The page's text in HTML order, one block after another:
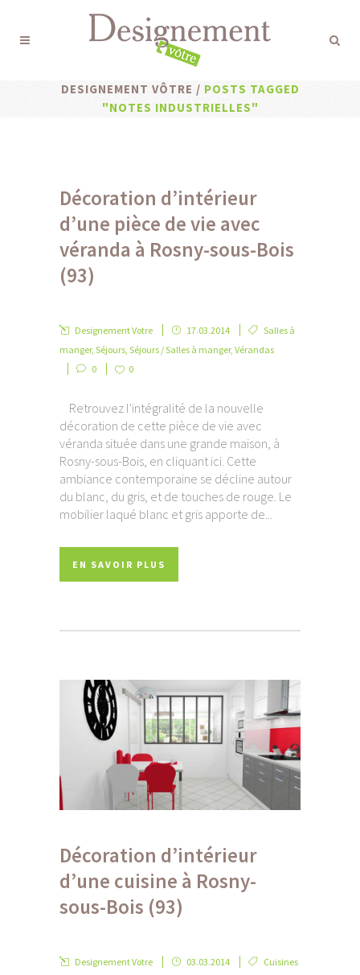
DESIGNEMENT VÔTRE / POSTS TAGGED
"NOTES INDUSTRIELLES"
Décoration d’intérieur
d’une pièce de vie avec
véranda à Rosny-sous-Bois
(93)
Designement Votre 17.03.2014
Salles à
manger, Séjours, Séjours / Salles à manger, Vérandas
0
0
Retrouvez l'intégralité de la nouvelle
décoration de cette pièce de vie avec
véranda située dans une grande maison, à
Rosny-sous-Bois, en cliquant ici. Cette
ambiance contemporaine se décline autour
du blanc, du gris, et de touches de rouge. Le
mobilier laqué blanc et gris apporte de...
EN SAVOIR PLUS
Décoration d’intérieur
d’une cuisine à Rosny-
sous-Bois (93)
Designement Votre 03.03.2014
Cuisines